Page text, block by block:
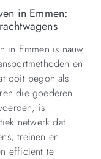
in Emmen:
in Emmen is nauw
en
ooit begon als
die goederen
is
netwerk dat
treinen en
efficiënt te